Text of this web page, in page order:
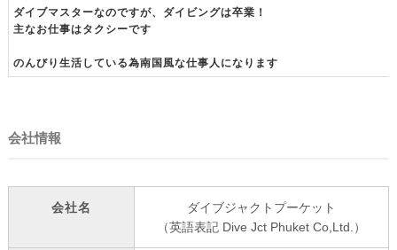
ダイブマスターなのですが、ダイビングは卒業！
主なお仕事はタクシーです
のんびり生活している為南国風な仕事人になります
会社情報
会社名
ダイブジャクトプーケット
（英語表記 Dive Jct Phuket Co,Ltd.）